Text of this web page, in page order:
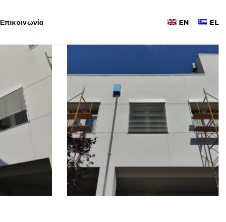
Επικοινωνία EN EL